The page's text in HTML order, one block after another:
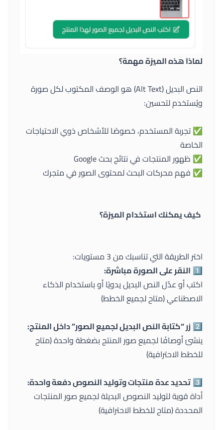
لماذا هذه الميزة مهمة؟
النص البديل (Alt Text) هو الوصف المكتوب لكل صورة
ويُستخدم لتحسين:
✅ تجربة المستخدم، خصوصًا للأشخاص ذوي الاحتياجات
الخاصة
✅ ظهور المنتجات في نتائج بحث Google
✅ فهم محركات البحث لمحتوى الصور في متجرك
كيف يمكنك استخدام الميزة؟
اختر الطريقة التي تناسبك من 3 مستويات:
1️⃣ النقر على الصورة مباشرة:
اكتب أو عدّل النص البديل يدويًا أو باستخدام الذكاء
الاصطناعي (متاح لجميع الخطط)
2️⃣ زر “كتابة النص البديل لجميع الصور” داخل المنتج:
ينشئ أوصافًا لجميع صور المنتج بضغطة واحدة (متاح
للخطط الاحترافية)
3️⃣تحديد عدة منتجات وتوليد النصوص دفعة واحدة:
أداة قوية لتوليد النصوص البديلة لجميع صور المنتجات
المحددة (متاح للخطط الاحترافية)